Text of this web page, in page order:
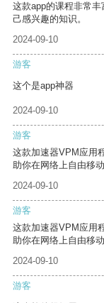
这款app的课程非常
己感兴趣的知识。
2024-09-10
游客
这个是app神器
2024-09-10
游客
这款加速器VPM应用
助你在网络上自由移动
2024-09-10
游客
这款加速器VPM应用
助你在网络上自由移动
2024-09-10
游客